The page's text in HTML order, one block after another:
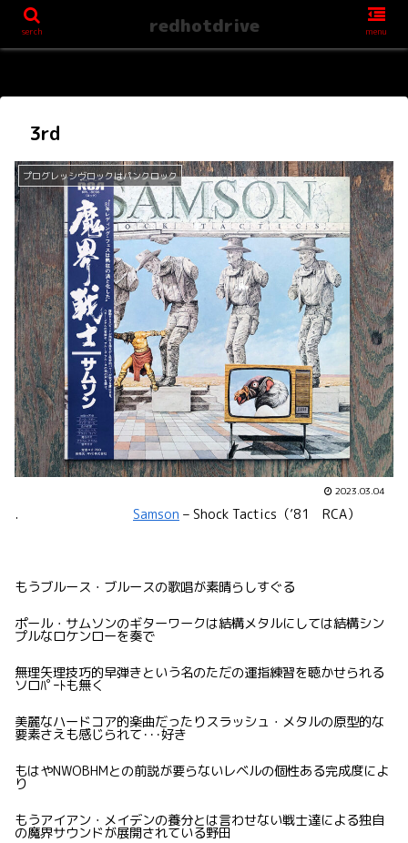
3rd
プログレッシヴロックはパンクロック
2023.03.04
. Samson – Shock Tactics（’81 RCA）
もうブルース・ブルースの歌唱が素晴らしすぐる
ポール・サムソンのギターワークは結構メタルにしては結構シン
プルなロケンローを奏で
無理矢理技巧的早弾きという名のただの運指練習を聴かせられる
ソロﾊﾟｰﾄも無く
美麗なハードコア的楽曲だったりスラッシュ・メタルの原型的な
要素さえも感じられて･･･好き
もはやNWOBHMとの前説が要らないレベルの個性ある完成度によ
り
もうアイアン・メイデンの養分とは言わせない戦士達による独自
の魔界サウンドが展開されている野田
serch redhotdrive menu